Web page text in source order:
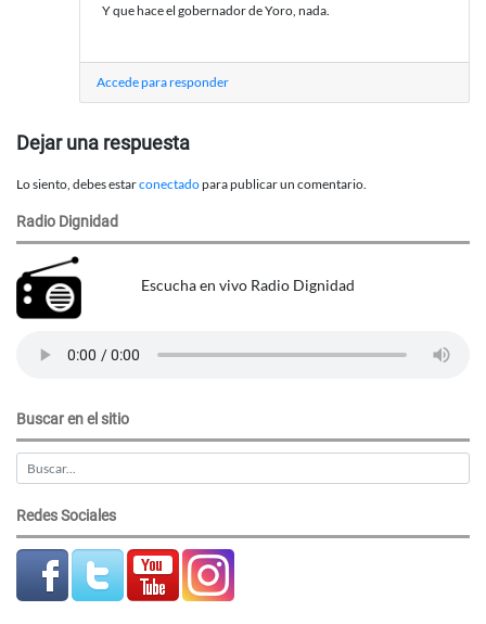
Y que hace el gobernador de Yoro, nada.
Accede para responder
Dejar una respuesta
Lo siento, debes estarconectadopara publicar un comentario.
Radio Dignidad
Escucha en vivo Radio Dignidad
Buscar en el sitio
Redes Sociales